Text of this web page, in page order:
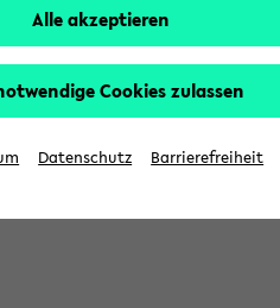
Alle akzeptieren
Cookies zulassen
Datenschutz Barrierefreiheit